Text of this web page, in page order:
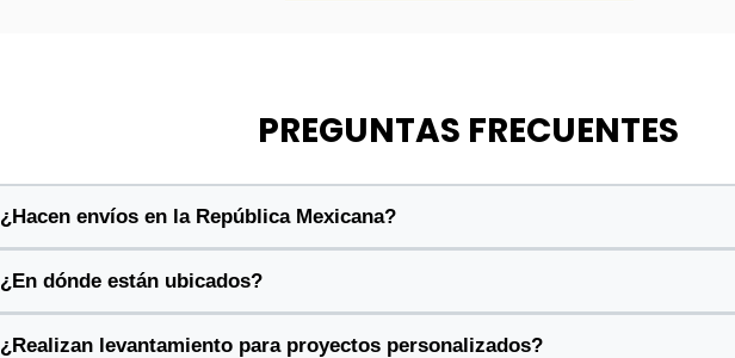
PREGUNTAS FRECUENTES
¿Hacen envíos en la República Mexicana?
¿En dónde están ubicados?
¿Realizan levantamiento para proyectos personalizados?